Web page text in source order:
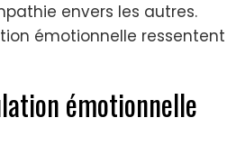
envers les autres.
émotionnelle ressentent
émotionnelle